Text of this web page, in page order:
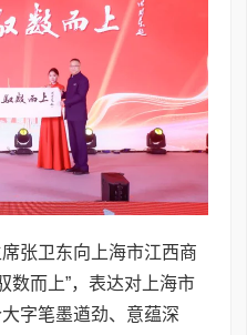
张卫东向上海市江西商
数而上”，表达对上海市
字笔墨遒劲、意蕴深